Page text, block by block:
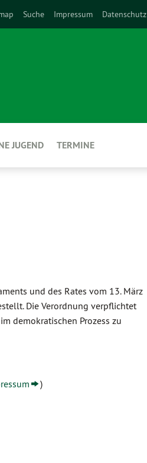
Suche Impressum Datenschutz
JUGEND TERMINE
und des Rates vom 13. März
Die Verordnung verpflichtet
demokratischen Prozess zu
)